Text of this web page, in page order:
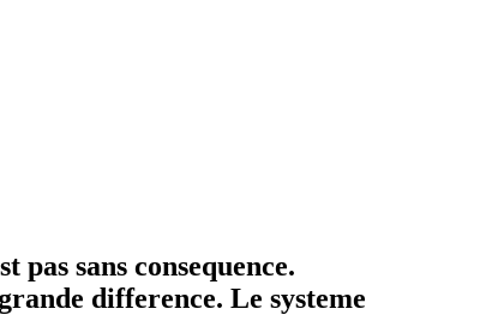
sans consequence.
difference. Le systeme